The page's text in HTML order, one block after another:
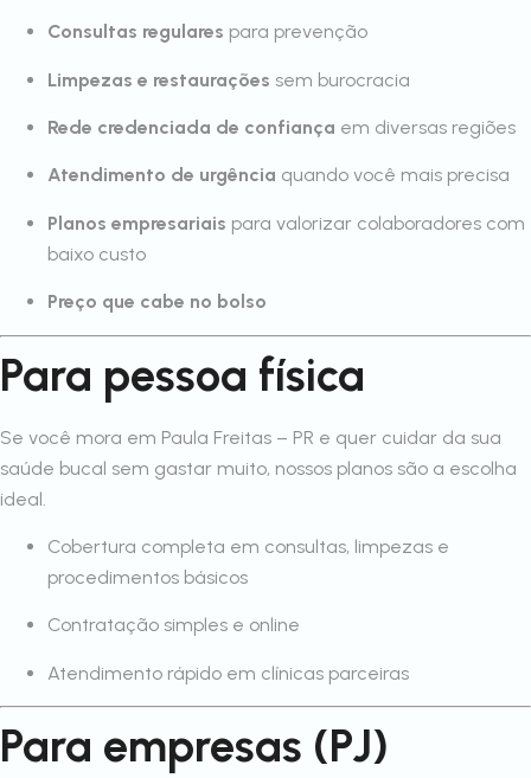
Consultas regulares para prevenção
Limpezas e restaurações sem burocracia
Rede credenciada de confiança em diversas regiões
Atendimento de urgência quando você mais precisa
Planos empresariais para valorizar colaboradores com
baixo custo
Preço que cabe no bolso
Para pessoa física
Se você mora em Paula Freitas – PR e quer cuidar da sua
saúde bucal sem gastar muito, nossos planos são a escolha
ideal.
Cobertura completa em consultas, limpezas e
procedimentos básicos
Contratação simples e online
Atendimento rápido em clínicas parceiras
Para empresas (PJ)